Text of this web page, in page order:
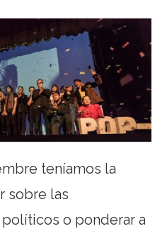
teníamos la
sobre las
o ponderar a